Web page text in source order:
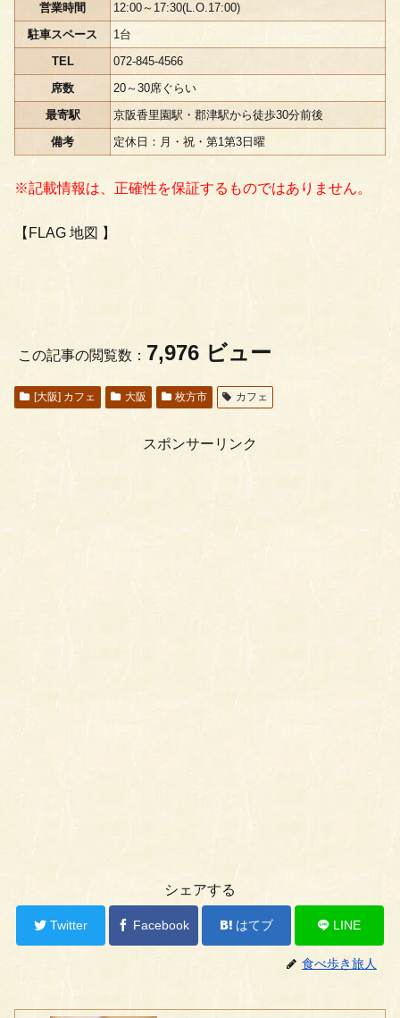
営業時間
12:00～17:30(L.O.17:00)
駐車スペース
1台
TEL
072-845-4566
席数
20～30席ぐらい
最寄駅
京阪香里園駅・郡津駅から徒歩30分前後
備考
定休日：月・祝・第1第3日曜
※記載情報は、正確性を保証するものではありません。
【FLAG 地図 】
この記事の閲覧数： 7,976 ビュー
[大阪] カフェ 大阪 枚方市 カフェ
スポンサーリンク
シェアする
Twitter Facebook はてブ LINE
食べ歩き旅人